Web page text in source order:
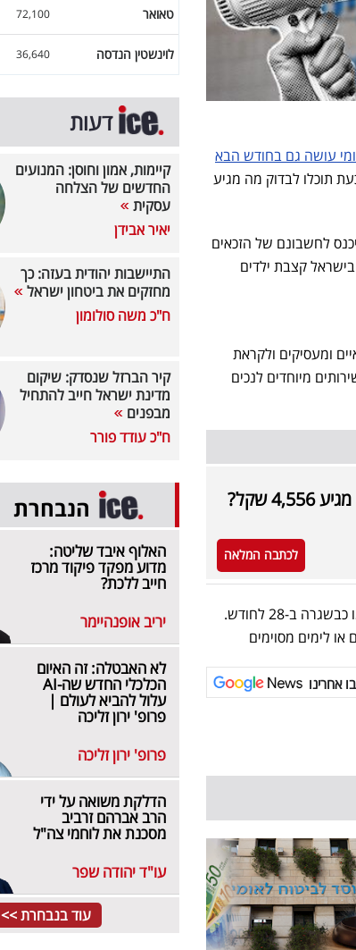
עושה גם בחודש הבא
תוכלו לבדוק מה מגיע
לחשבונם של הזכאים
בישראל קצבת ילדים
ומעסיקים ולקראת
מיוחדים לנכים
שקל?
לכתבה המלאה
הקצבאות הארוכות הפעם לא ייכנסו מוקדם יותר לחשבון הבנק של הזכאים אלא ישולמו כבשגרה ב-28 לחודש.
לימים מסוימים
אחרינו
טאואר 72,100
לוינשטין הנדסה 36,640
דעות
קיימות, אמון וחוסן: המנועים
החדשים של הצלחה
עסקית
יאיר אבידן
התיישבות יהודית בעזה: כך
מחזקים את ביטחון ישראל
ח"כ משה סולומון
קיר הברזל שנסדק: שיקום
מדינת ישראל חייב להתחיל
מבפנים
ח"כ עודד פורר
הנבחרת
האלוף איבד שליטה:
מדוע מפקד פיקוד מרכז
חייב ללכת?
יריב אופנהיימר
לא האבטלה: זה האיום
הכלכלי החדש שה-AI
עלול להביא לעולם |
פרופ' ירון זליכה
פרופ' ירון זליכה
הדלקת משואה על ידי
הרב אברהם זרביב
מסכנת את לוחמי צה"ל
עו"ד יהודה שפר
עוד בנבחרת >>